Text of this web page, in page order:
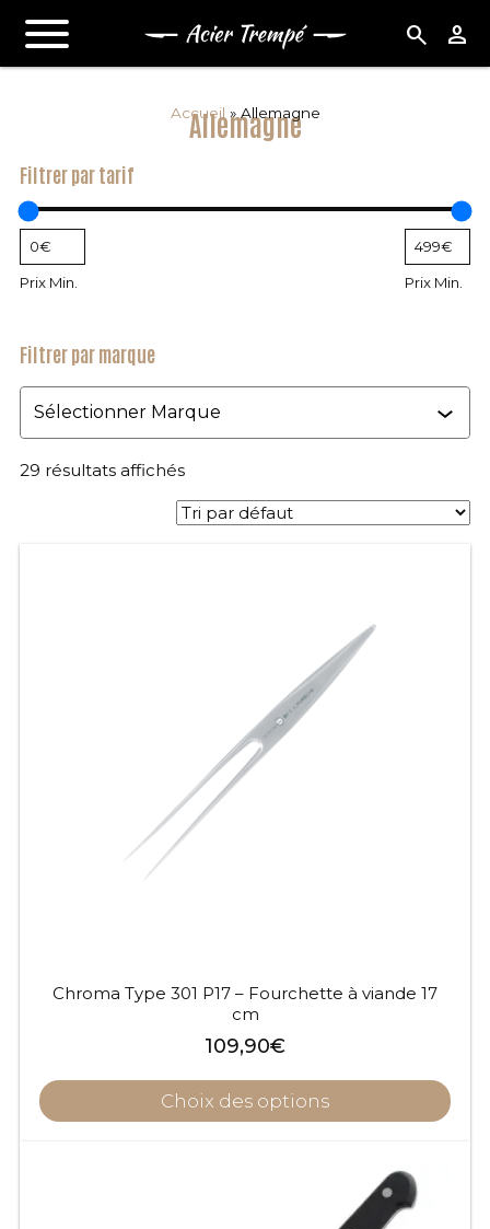
search person
Accueil » Allemagne
Allemagne
29 résultats affichés
Chroma Type 301 P17 – Fourchette à viande 17
cm
109,90€
Choix des options
Filtrer par tarif
Prix Min. Prix Min.
Filtrer par marque
Marque